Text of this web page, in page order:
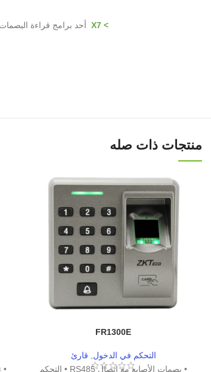
> X7 أحد برامج قراءة
منتجات ذات صله
FR1300E
التحكم في الدخول
قارئ
• بصمات الأصابع مع اتصال RS485 • التحكم
•